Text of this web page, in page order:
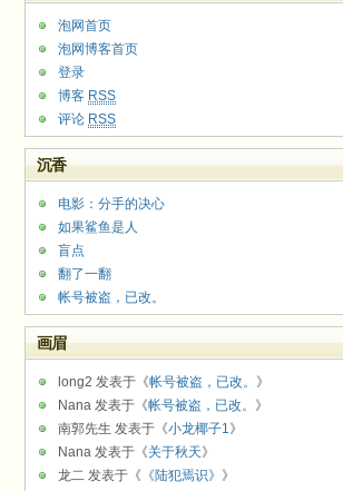
泡网首页
泡网博客首页
登录
博客 RSS
评论 RSS
沉香
电影：分手的决心
如果鲨鱼是人
盲点
翻了一翻
帐号被盗，已改。
画眉
long2 发表于《帐号被盗，已改。 》
Nana 发表于《帐号被盗，已改。 》
南郭先生 发表于《小龙椰子1》
Nana 发表于《关于秋天》
龙二 发表于《 《陆犯焉识》 》